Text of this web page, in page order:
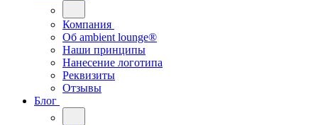
Компания
Oб ambient lounge®
Наши принципы
Нанесение логотипа
Реквизиты
Отзывы
Блог